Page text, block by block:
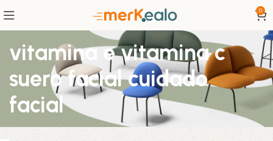
0
vitamina e vitamina c
suero facial cuidado
facial